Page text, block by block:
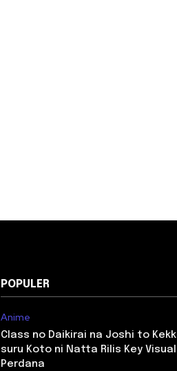
POPULER
Anime
Class no Daikirai na Joshi to
suru Koto ni Natta Rilis Key Visual
Perdana